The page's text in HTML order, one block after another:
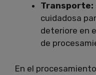
Transporte:
cuidadosa
deteriore en
de
En el